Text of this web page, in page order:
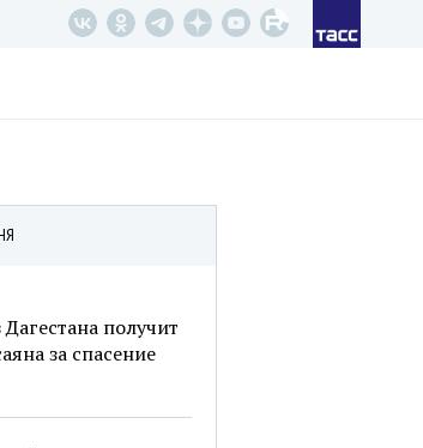
получит
за спасение